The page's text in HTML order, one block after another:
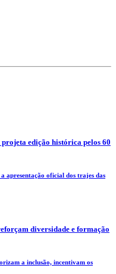
edição histórica pelos 60
apresentação oficial dos trajes das
diversidade e formação
a inclusão, incentivam os